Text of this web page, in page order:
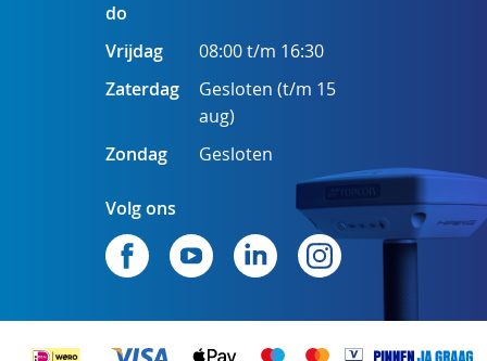
do
Vrijdag
08:00 t/m 16:30
Zaterdag
Gesloten (t/m 15
aug)
Zondag
Gesloten
Volg ons